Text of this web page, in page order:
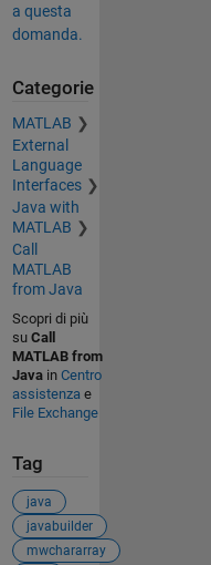
a questa
domanda.
Categorie
MATLAB
External
Language
Interfaces
Java with
MATLAB
Call
MATLAB
from Java
Scopri di più
su Call
MATLAB from
Javain Centro
assistenzae
File Exchange
Tag
java
javabuilder
mwchararray